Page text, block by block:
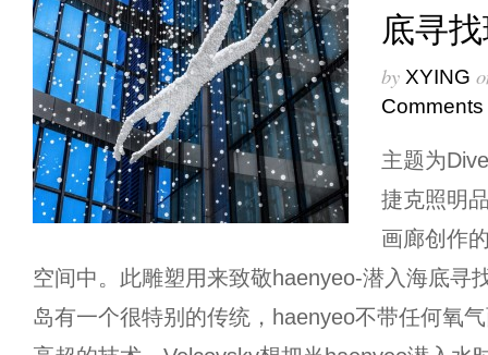
底寻
by XYING
Comments
主题为
捷克照明
画廊创作
空间中。此雕塑用来致敬haenyeo-潜入海底寻
岛有一个很特别的传统，haenyeo不带任何氧